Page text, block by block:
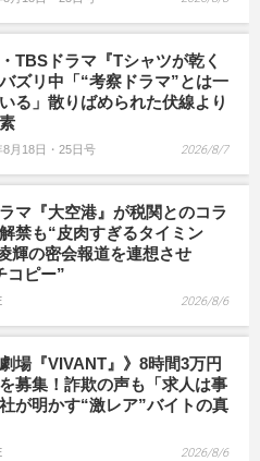
TBSドラマ『Tシャツが乾く
ズリ中「“考察ドラマ”とは一
る」散りばめられた伏線より
月18日・25日号 2026/8/7
マ『大空港』が税関とのコラ
禁も“皮肉すぎるタイミン
輝の密会報道を連想させ
コピー”
2026/8/6
場『VIVANT』》8時間3万円
募集！詐欺の声も「求人は事
が明かす“激レア”バイトの真
2026/8/6